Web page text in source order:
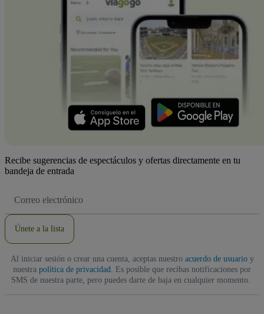
Recibe sugerencias de espectáculos y ofertas directamente en tu
bandeja de entrada
de
Únete a la lista
Al iniciar sesión o crear una cuenta, aceptas nuestro acuerdo de usuarioy
nuestra política de privacidad. Es posible que recibas notificaciones por
SMS de nuestra parte, pero puedes darte de baja en cualquier momento.